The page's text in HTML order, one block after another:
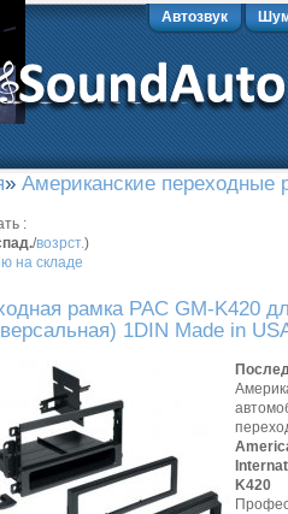
Автозвук
» Американские переходные
:
/возрст.)
на складе
рамка PAC GM-K420
1DIN Made in
K420